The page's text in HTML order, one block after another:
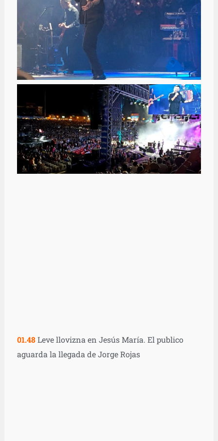
01.48Leve llovizna en Jesús María. El publico
aguarda la llegada de Jorge Rojas